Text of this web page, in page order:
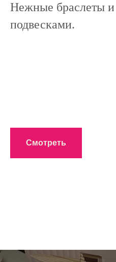
Нежные браслеты и
подвесками.
Смотреть